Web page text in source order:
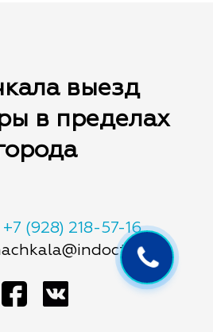
выезд
в пределах
+7 (928) 218-57-16